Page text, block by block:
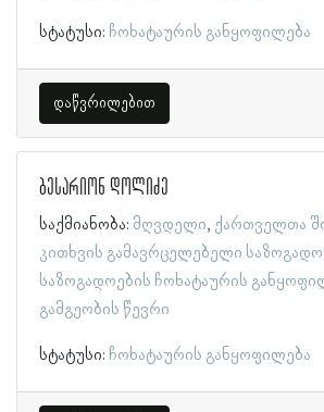
სტატუსი: ჩოხატაურის განყოფილება
დაწვრილებით
ბესარიონ დოლიძე
საქმიანობა: მღვდელი ქართველთა
კითხვის გამავრცელებელი
საზოგადოების ჩოხატაურის
გამგეობის წევრი
სტატუსი: ჩოხატაურის განყოფილება